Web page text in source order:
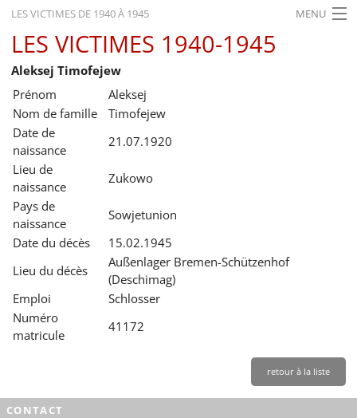
LES VICTIMES DE 1940 À 1945 MENU
ACCUEIL
ACTUALITÉS
EXPOSITIONS
HISTORIQUE
FORMATION
RECHERCHE
SERVICE
Français
LES VICTIMES 1940-1945
Aleksej Timofejew
Prénom
Aleksej
Nom de famille
Timofejew
Date de
naissance
21.07.1920
Lieu de
naissance
Zukowo
Pays de
naissance
Sowjetunion
Date du décès
15.02.1945
Lieu du décès
Außenlager Bremen-Schützenhof
(Deschimag)
Emploi
Schlosser
Numéro
matricule
41172
retour à la liste
CONTACT